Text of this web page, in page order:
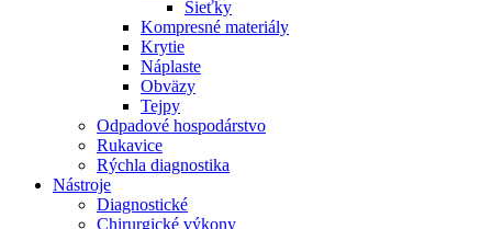
Sieťky
Kompresné materiály
Krytie
Náplaste
Obväzy
Tejpy
Odpadové hospodárstvo
Rukavice
Rýchla diagnostika
Nástroje
Diagnostické
Chirurgické výkony